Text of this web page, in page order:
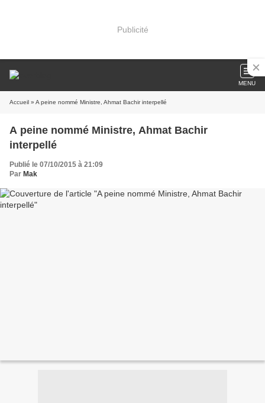
Publicité
MENU
Accueil » A peine nommé Ministre, Ahmat Bachir interpellé
A peine nommé Ministre, Ahmat Bachir
interpellé
Publié le 07/10/2015 à 21:09
Par Mak